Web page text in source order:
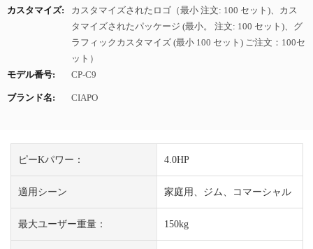
カスタマイズ:
カスタマイズされたロゴ（最小 注文: 100 セット)、カス
タマイズされたパッケージ (最小。 注文: 100 セット)、グ
ラフィックカスタマイズ (最小 100 セット) ご注文：100セ
ット）
モデル番号:
CP-C9
ブランド名: CIAPO
ピーKパワー： 4.0HP
適用シーン 家庭用、ジム、コマーシャル
最大ユーザー重量： 150kg